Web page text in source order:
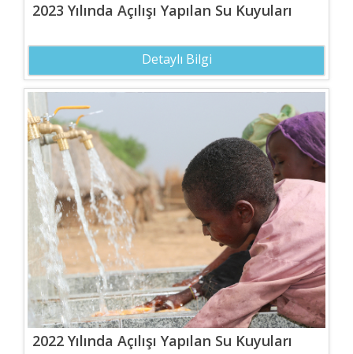
2023 Yılında Açılışı Yapılan Su Kuyuları
Detaylı Bilgi
2022 Yılında Açılışı Yapılan Su Kuyuları